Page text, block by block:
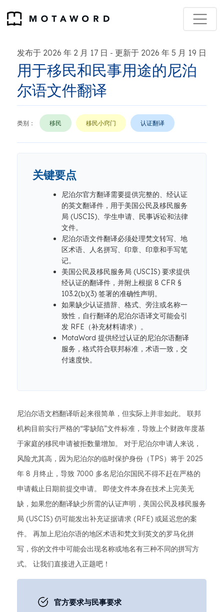
发布于 2026 年 2 月 17 日 - 更新于 2026 年 5 月 19 日
用于移民和民事用途的尼泊
尔语文件翻译
类别： 移民 移民小窍门 认证翻译
关键要点
尼泊尔官方翻译需要提供完整的、经认证
的英文翻译件，用于美国公民及移民服务
局 (USCIS)、学生申请、民事诉讼和法律
文件。
尼泊尔语文件翻译必须处理梵文转写、地
区术语、人名拼写、印章、印章和手写笔
记。
美国公民及移民服务局 (USCIS) 要求提供
经认证的翻译件，并附上根据 8 CFR §
103.2(b)(3) 签署的准确性声明。
如果缺少认证措辞、格式、旁注或名称一
致性，自行翻译的尼泊尔语译文可能会引
发 RFE（补充材料请求）。
MotaWord 提供经过认证的尼泊尔语翻译
服务，格式符合联邦标准，术语一致，交
付速度快。
尼泊尔语文档翻译听起来很简单，但实际上并非如此。 联邦
机构目前实行严格的“零缺陷”文件标准，导致上个财政年度基
于家庭的移民申请被拒数量增加。 对于尼泊尔申请人来说，
风险尤其高，因为尼泊尔的临时保护身份（TPS）将于 2025
年 8 月终止，导致 7000 多名尼泊尔国民不得不赶在严格的
申请截止日期前提交申请。 即使文件本身在技术上完美无
缺，如果您的翻译缺少所需的认证声明，美国公民及移民服务
局 (USCIS) 仍可能发出补充证据请求 (RFE) 或延迟您的案
件。 再加上尼泊尔语的地区术语和梵文到英文的罗马化拼
写，你的文件中可能会出现名称或地名有三种不同的拼写方
式。 让我们直接进入正题吧！
官方要求与民事要求